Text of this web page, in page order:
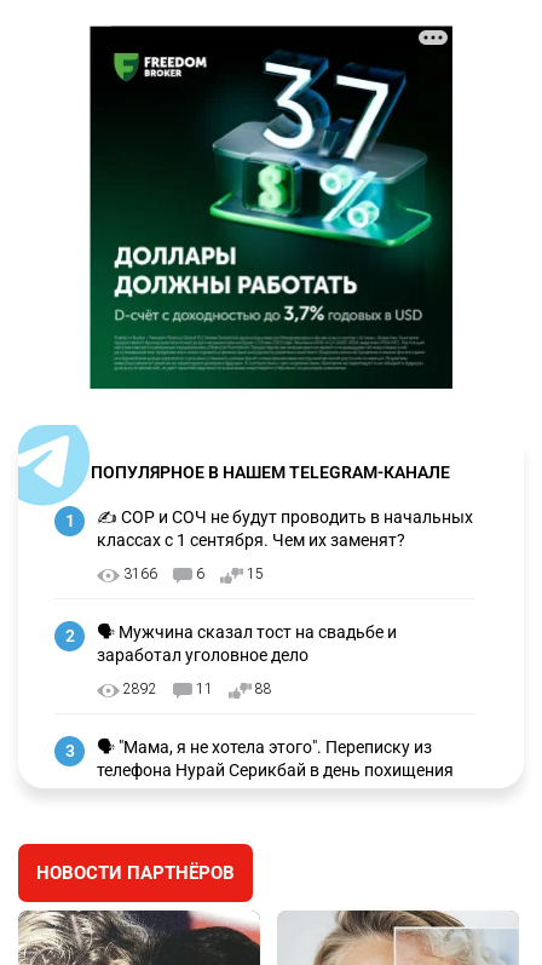
ПОПУЛЯРНОЕ В НАШЕМ TELEGRAM-КАНАЛЕ
1
✍️ СОР и СОЧ не будут проводить в начальных
классах с 1 сентября. Чем их заменят?
3166 6 15
2
🗣 Мужчина сказал тост на свадьбе и
заработал уголовное дело
2892 11 88
3
🗣 "Мама, я не хотела этого". Переписку из
телефона Нурай Серикбай в день похищения
зачитали в суде
⚠️ Доброе утро, друзья! Предлагаем обзор
главных новостей за 4 августа
2709 0 1
НОВОСТИ ПАРТНЁРОВ